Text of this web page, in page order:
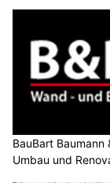
BauBart
Umbau und